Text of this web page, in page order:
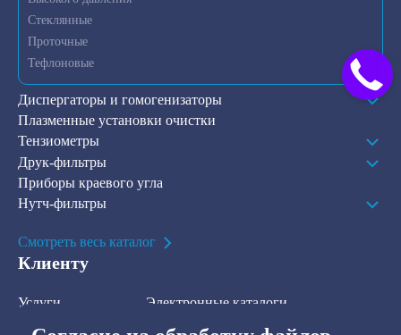
Стеклянные
Проточные
Тефлоновые
Диспергаторы и гомогенизаторы
Плазменные установки очистки
Тензиометры
Друк-фильтры
Приборы краевого угла
Нутч-фильтры
Смотреть весь каталог
Клиенту
Услуги
Электронные каталоги